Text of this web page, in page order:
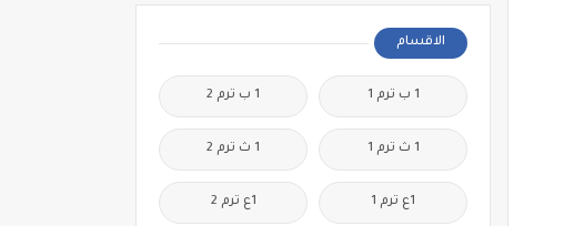
الاقسام
1 ب ترم 1 1 ب ترم 2
1 ث ترم 1 1 ث ترم 2
1ع ترم 1 1ع ترم 2